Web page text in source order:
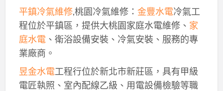
平鎮冷氣維修,桃園冷氣維修： 金豐水電冷氣工
程位於平鎮區，提供大桃園家庭水電維修、 家
庭水電、衛浴設備安裝、冷氣安裝、服務的專
業廠商。
昱金水電工程行位於新北市新莊區，具有甲級
電匠執照、室內配線乙級、用電設備檢驗等職